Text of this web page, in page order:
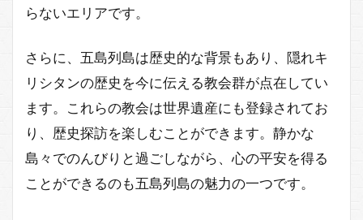
らないエリアです。
さらに、五島列島は歴史的な背景もあり、隠れキ
リシタンの歴史を今に伝える教会群が点在してい
ます。これらの教会は世界遺産にも登録されてお
り、歴史探訪を楽しむことができます。静かな
島々でのんびりと過ごしながら、心の平安を得る
ことができるのも五島列島の魅力の一つです。